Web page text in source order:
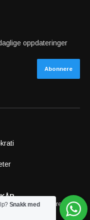
oppdateringer
reserved powered by
Snakk med